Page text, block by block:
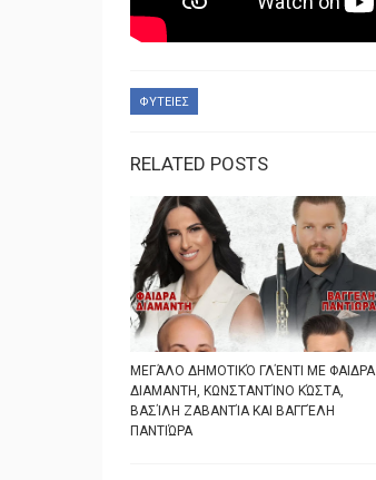
ΦΥΤΕΙΕΣ
RELATED POSTS
ΜΕΓΆΛΟ ΔΗΜΟΤΙΚΌ ΓΛΈΝΤΙ ΜΕ ΦΑΙΔΡΑ
ΔΙΑΜΑΝΤΗ, ΚΩΝΣΤΑΝΤΊΝΟ ΚΏΣΤΑ,
ΒΑΣΊΛΗ ΖΑΒΑΝΤΊΑ ΚΑΙ ΒΑΓΓΈΛΗ
ΠΑΝΤΙΏΡΑ